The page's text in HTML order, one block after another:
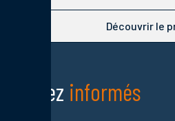
Découvrir le
Restez informés